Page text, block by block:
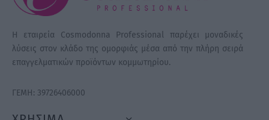
Η εταιρεία Cosmodonna Professional παρέχει μοναδικές
λύσεις στον κλάδο της ομορφιάς μέσα από την πλήρη σειρά
επαγγελματικών προϊόντων κομμωτηρίου.
ΓΕΜΗ: 39726406000